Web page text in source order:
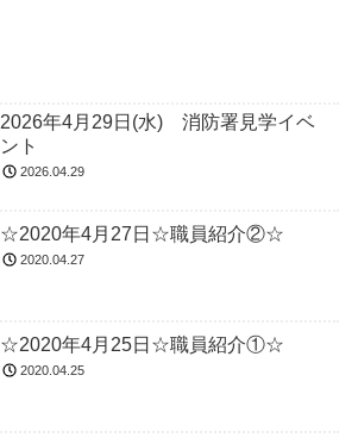
2026年4月29日(水) 消防署見学イベ
ント
2026.04.29
☆2020年4月27日☆職員紹介②☆
2020.04.27
☆2020年4月25日☆職員紹介①☆
2020.04.25